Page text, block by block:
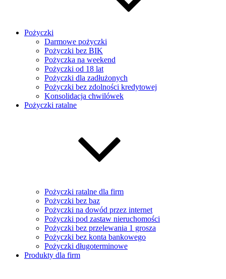
Pożyczki
Darmowe pożyczki
Pożyczki bez BIK
Pożyczka na weekend
Pożyczki od 18 lat
Pożyczki dla zadłużonych
Pożyczki bez zdolności kredytowej
Konsolidacja chwilówek
Pożyczki ratalne
Pożyczki ratalne dla firm
Pożyczki bez baz
Pożyczki na dowód przez internet
Pożyczki pod zastaw nieruchomości
Pożyczki bez przelewania 1 grosza
Pożyczki bez konta bankowego
Pożyczki długoterminowe
Produkty dla firm